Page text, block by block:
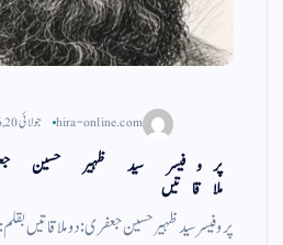
hira-online.com جولائی 20, 2026
پروفیسر سید ظہیر
ملاقاتیں
پروفیسر سید ظہیر حسین جعفری: دو ملاقاتیں